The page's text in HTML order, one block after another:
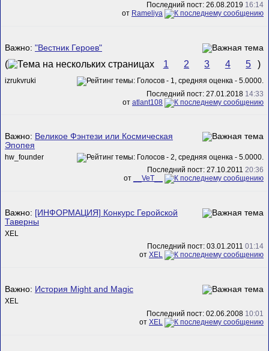
Последний пост: 26.08.2019 16:14
от Rameliya
Важно: "Вестник Героев"
( 1 2 3 4 5 )
izrukvruki
Последний пост: 27.01.2018 14:33
от atlant108
Важно: Великое Фэнтези или Космическая
Эпопея
hw_founder
Последний пост: 27.10.2011 20:36
от
__VeT__
Важно: [ИНФОРМАЦИЯ] Конкурс Геройской
Таверны
XEL
Последний пост: 03.01.2011 01:14
от XEL
Важно: История Might and Magic
XEL
Последний пост: 02.06.2008 10:01
от XEL